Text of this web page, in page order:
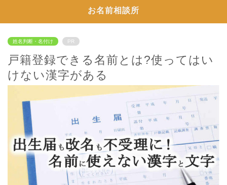
お名前相談所
姓名判断・名付け PR
戸籍登録できる名前とは?使ってはい
けない漢字がある